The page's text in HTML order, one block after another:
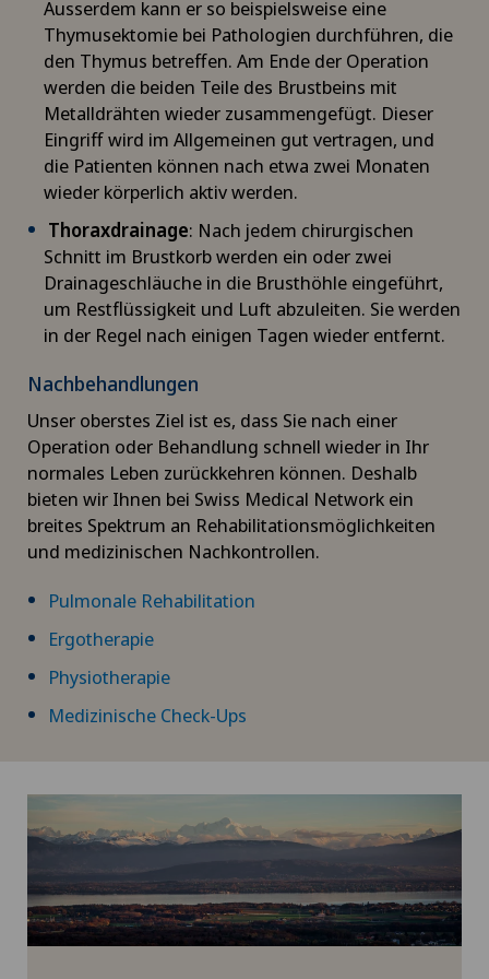
Erektile Dysfunktion
Ergotherapie
Ericksonsche Hypnose
Ernährungsberatung
Erwachsenenpsychiatrie
FEMTO-LASIK-Verfahren
Fersenschmerzen
Frozen Shoulder
Gastroenterologie und Hepatologie
Gefässinterventionen und endovaskuläre
Therapien
Ausserdem kann er so beispielsweise eine
Thymusektomie bei Pathologien durchführen, die
den Thymus betreffen. Am Ende der Operation
werden die beiden Teile des Brustbeins mit
Metalldrähten wieder zusammengefügt. Dieser
Eingriff wird im Allgemeinen gut vertragen, und
die Patienten können nach etwa zwei Monaten
wieder körperlich aktiv werden.
Thoraxdrainage: Nach jedem chirurgischen
Schnitt im Brustkorb werden ein oder zwei
Drainageschläuche in die Brusthöhle eingeführt,
um Restflüssigkeit und Luft abzuleiten. Sie werden
in der Regel nach einigen Tagen wieder entfernt.
Nachbehandlungen
Unser oberstes Ziel ist es, dass Sie nach einer
Operation oder Behandlung schnell wieder in Ihr
normales Leben zurückkehren können. Deshalb
bieten wir Ihnen bei Swiss Medical Network ein
breites Spektrum an Rehabilitationsmöglichkeiten
und medizinischen Nachkontrollen.
Pulmonale Rehabilitation
Ergotherapie
Physiotherapie
Medizinische Check-Ups